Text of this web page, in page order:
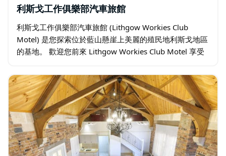
利斯戈工作俱樂部汽車旅館
利斯戈工作俱樂部汽車旅館 (Lithgow Workies Club
Motel) 是您探索位於藍山懸崖上美麗的殖民地利斯戈地區
的基地。 歡迎您前來 Lithgow Workies Club Motel 享受